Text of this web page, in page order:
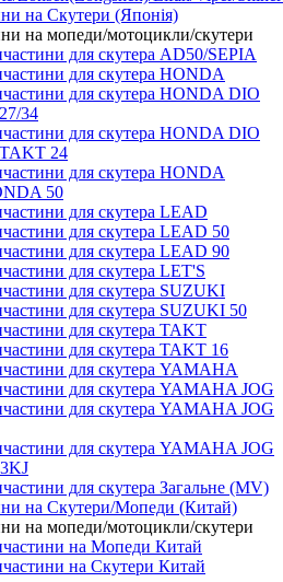
на Скутери (Японія)
на мопеди/мотоцикли/скутери
для скутера AD50/SEPIA
для скутера HONDA
для скутера HONDA DIO
34
для скутера HONDA DIO
24
для скутера HONDA
50
для скутера LEAD
для скутера LEAD 50
для скутера LEAD 90
для скутера LET'S
для скутера SUZUKI
для скутера SUZUKI 50
для скутера TAKT
для скутера TAKT 16
для скутера YAMAHA
для скутера YAMAHA JOG
для скутера YAMAHA JOG
для скутера YAMAHA JOG
для скутера Загальне (MV)
на Скутери/Мопеди (Китай)
на мопеди/мотоцикли/скутери
на Мопеди Китай
на Скутери Китай